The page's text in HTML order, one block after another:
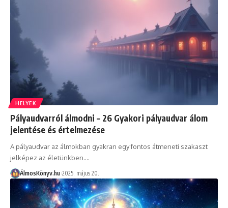
HELYEK
Pályaudvarról álmodni – 26 Gyakori pályaudvar álom
jelentése és értelmezése
A pályaudvar az álmokban gyakran egy fontos átmeneti szakaszt
jelképez az életünkben.…
ÁlmosKönyv.hu 2025. május 20.